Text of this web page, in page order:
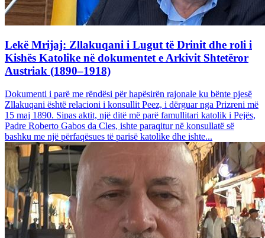
Lekë Mrijaj: Zllakuqani i Lugut të Drinit dhe roli i
Kishës Katolike në dokumentet e Arkivit Shtetëror
Austriak (1890–1918)
Dokumenti i parë me rëndësi për hapësirën rajonale ku bënte pjesë
Zllakuqani është relacioni i konsullit Peez, i dërguar nga Prizreni më
15 maj 1890. Sipas aktit, një ditë më parë famullitari katolik i Pejës,
Padre Roberto Gabos da Cles, ishte paraqitur në konsullatë së
bashku me një përfaqësues të parisë katolike dhe ishte...